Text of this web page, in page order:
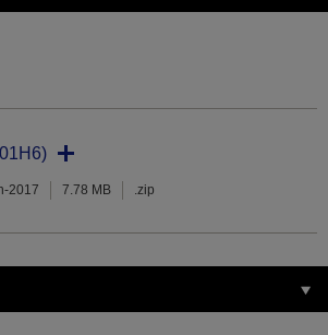
2017 7.78 MB .zip